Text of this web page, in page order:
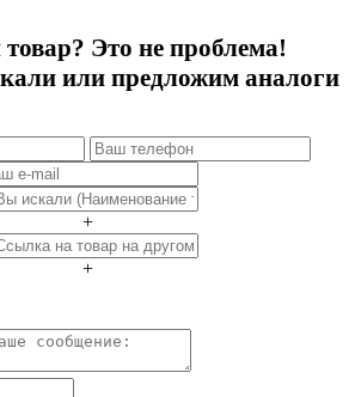
Это не проблема!
или предложим аналоги
+
+